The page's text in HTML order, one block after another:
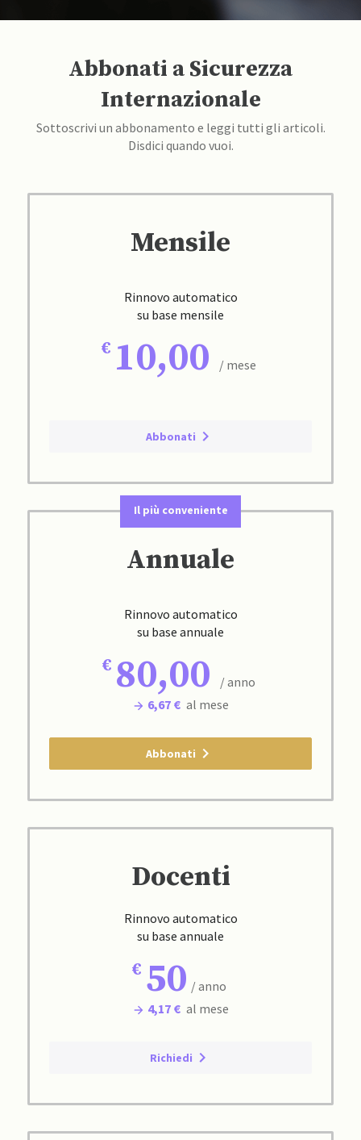
Abbonati a Sicurezza
Internazionale
Sottoscrivi un abbonamento e leggi tutti gli articoli.
Disdici quando vuoi.
Mensile
Rinnovo automatico
su base mensile
10,00 / mese
Abbonati
Il più conveniente
Annuale
Rinnovo automatico
su base annuale
80,00
/ anno
6,67 € al mese
Abbonati
Docenti
Rinnovo automatico
su base annuale
50 / anno
4,17 € al mese
Richiedi